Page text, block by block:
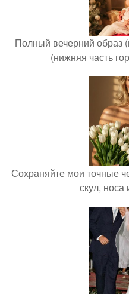
Полный вечерний образ
(нижняя часть
Сохраняйте мои точные
скул, носа